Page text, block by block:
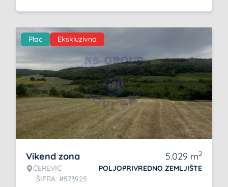
Plac Ekskluzivno
Vikend zona
ČEREVIĆ
ŠIFRA: #573925
5.029 m2
POLJOPRIVREDNO ZEMLJIŠTE